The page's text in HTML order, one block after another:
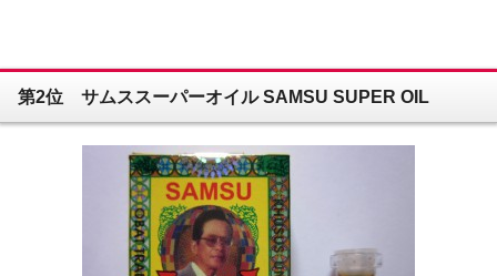
第2位 サムススーパーオイル SAMSU SUPER OIL